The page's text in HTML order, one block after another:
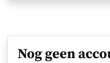
Nog geen